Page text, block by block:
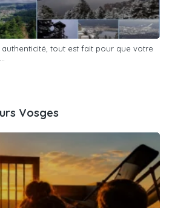
tout est fait pour que votre
Vosges